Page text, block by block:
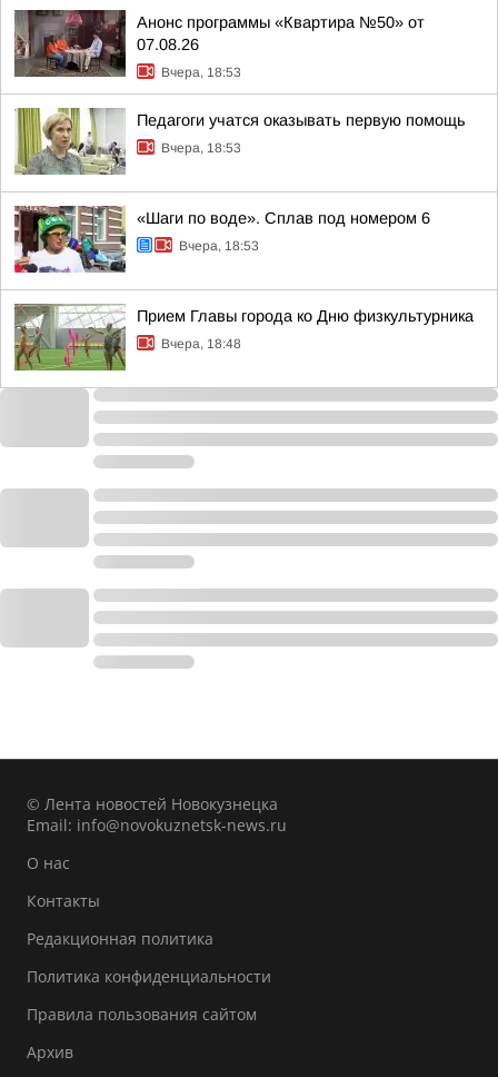
Анонс программы «Квартира №50» от
07.08.26
Вчера, 18:53
Педагоги учатся оказывать первую помощь
Вчера, 18:53
«Шаги по воде». Сплав под номером 6
Вчера, 18:53
Прием Главы города ко Дню физкультурника
Вчера, 18:48
© Лента новостей Новокузнецка
Email: info@novokuznetsk-news.ru
О нас
Контакты
Редакционная политика
Политика конфиденциальности
Правила пользования сайтом
Архив